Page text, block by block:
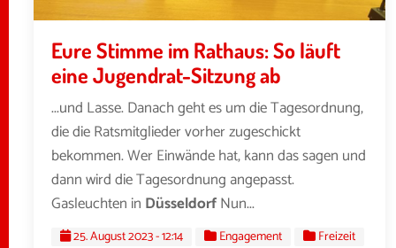
Eure Stimme im Rathaus: So läuft
eine Jugendrat-Sitzung ab
...und Lasse. Danach geht es um die Tagesordnung,
die die Ratsmitglieder vorher zugeschickt
bekommen. Wer Einwände hat, kann das sagen und
dann wird die Tagesordnung angepasst.
Gasleuchten in DüsseldorfNun...
25. August 2023 - 12:14 Engagement
Freizeit